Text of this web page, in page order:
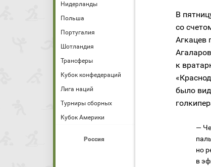
Нидерланды
Польша
Португалия
Шотландия
Трансферы
Кубок конфедераций
Лига наций
Турниры сборных
Кубок Америки
Россия
В
со
Агкацев
к
было
—
но
в